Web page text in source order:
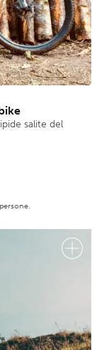
salite del